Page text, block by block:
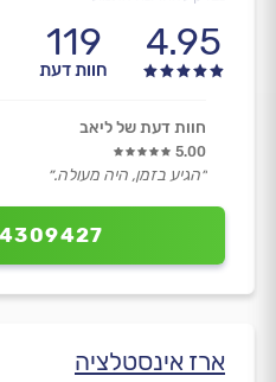
4.95
119
חוות דעת
חוות דעת של ליאב
5.00
״הגיע בזמן, היה מעולה.״
ארז אינסטלציה